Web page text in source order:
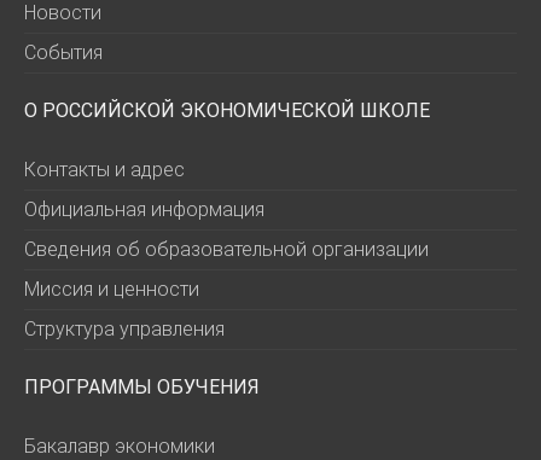
Новости
События
О РОССИЙСКОЙ ЭКОНОМИЧЕСКОЙ ШКОЛЕ
Контакты и адрес
Официальная информация
Сведения об образовательной организации
Миссия и ценности
Структура управления
ПРОГРАММЫ ОБУЧЕНИЯ
Бакалавр экономики